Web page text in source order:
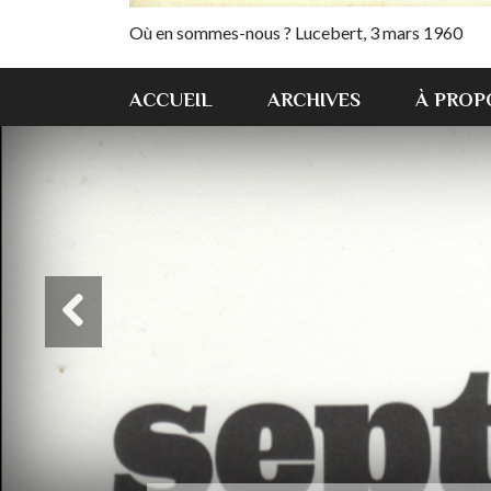
Où en sommes-nous ? Lucebert, 3 mars 1960
ACCUEIL ARCHIVES À